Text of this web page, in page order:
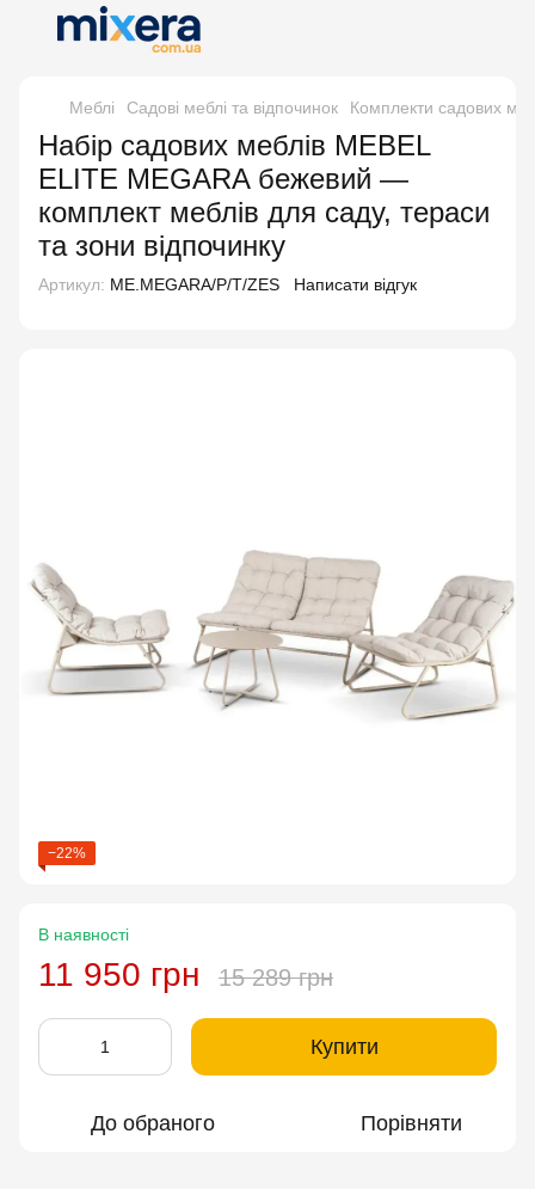
Меблі Садові меблі та відпочинок Комплекти садових
Набір садових меблів MEBEL
ELITE MEGARA бежевий —
комплект меблів для саду, тераси
та зони відпочинку
Артикул: ME.MEGARA/P/T/ZES Написати відгук
−22%
В наявності
11 950 грн 15 289 грн
Купити
До обраного Порівняти